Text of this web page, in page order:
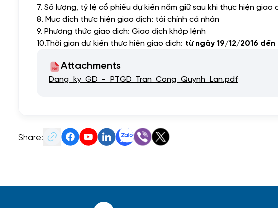
7. Số lượng, tỷ lệ cổ phiếu dự kiến nắm giữ sau khi thực hiện giao
8. Mục đích thực hiện giao dịch: tài chính cá nhân
9. Phương thức giao dịch: Giao dịch khớp lệnh
10.Thời gian dự kiến thực hiện giao dịch: từ ngày 19/12/2016 đến
Attachments
Dang_ky_GD_-_PTGD_Tran_Cong_Quynh_Lan.pdf
Share: